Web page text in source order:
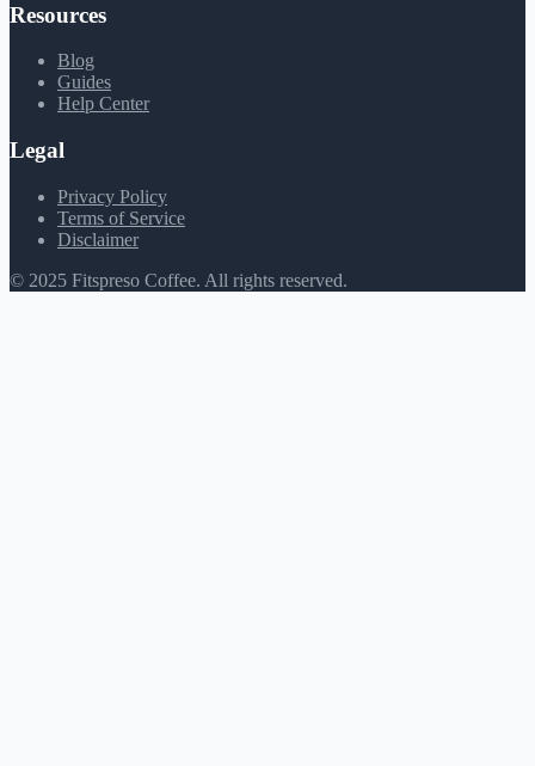
Resources
Blog
Guides
Help Center
Legal
Privacy Policy
Terms of Service
Disclaimer
© 2025 Fitspreso Coffee. All rights reserved.